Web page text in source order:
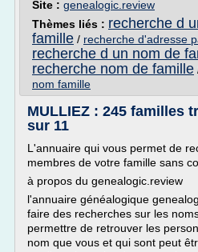
Site : genealogic.review
Thèmes liés : recherche d
famille / recherche d'adresse
recherche d un nom de
recherche nom de famille
nom famille
MULLIEZ : 245 familles
sur 11
L'annuaire qui vous permet de
membres de votre famille sans
à propos du genealogic.review
l'annuaire généalogique
faire des recherches sur les
permettre de retrouver les
nom que vous et qui sont peut